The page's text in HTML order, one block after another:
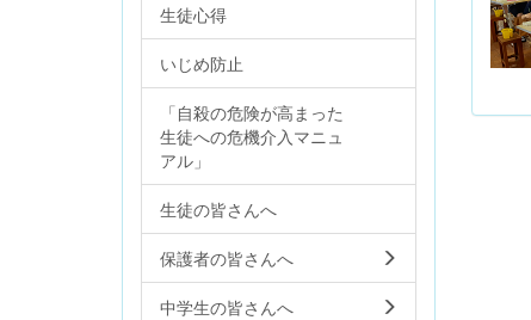
生徒心得
いじめ防止
「自殺の危険が高まった
生徒への危機介入マニュ
アル」
生徒の皆さんへ
保護者の皆さんへ
中学生の皆さんへ